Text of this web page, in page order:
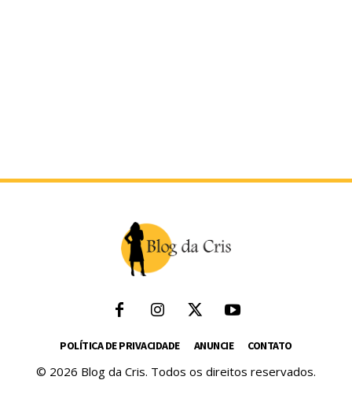
POLÍTICA DE PRIVACIDADE ANUNCIE CONTATO
© 2026 Blog da Cris. Todos os direitos reservados.